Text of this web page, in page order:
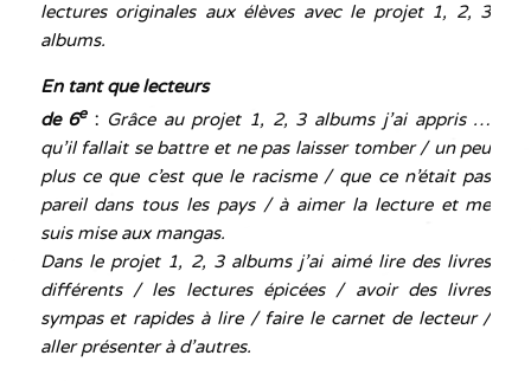
lectures originales aux élèves avec le projet 1, 2, 3
albums.
En tant que lecteurs
de 6e : Grâce au projet 1, 2, 3 albums j’ai appris …
qu’il fallait se battre et ne pas laisser tomber / un peu
plus ce que c’est que le racisme / que ce n’était pas
pareil dans tous les pays / à aimer la lecture et me
suis mise aux mangas.
Dans le projet 1, 2, 3 albums j’ai aimé lire des livres
différents / les lectures épicées / avoir des livres
sympas et rapides à lire / faire le carnet de lecteur /
aller présenter à d’autres.